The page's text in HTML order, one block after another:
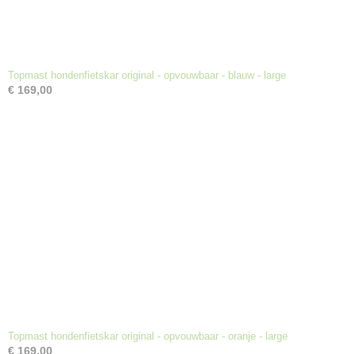
Topmast hondenfietskar original - opvouwbaar - blauw - large
€ 169,00
Topmast hondenfietskar original - opvouwbaar - oranje - large
€ 169,00